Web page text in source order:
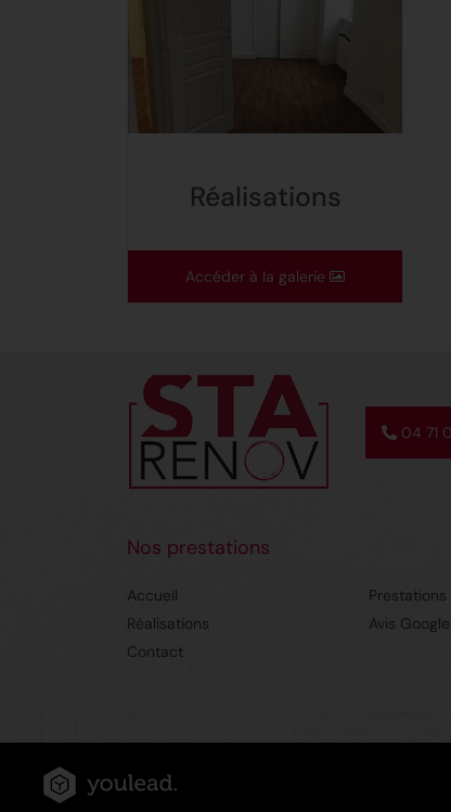
Réalisations
Accéder à la galerie
04 71
Nos prestations
Accueil
Prestations
Réalisations
Avis Google
Contact